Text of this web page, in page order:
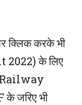
करके भी
के लिए
Railway
जरिए भी